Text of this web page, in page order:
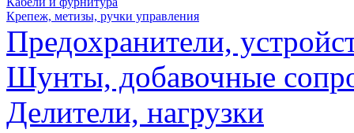
Крепеж, метизы, ручки управления
Предохранители,
Шунты, добавочные
Делители, нагрузки